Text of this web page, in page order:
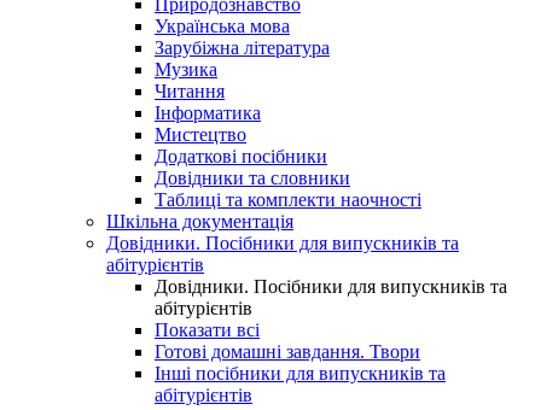
Природознавство
Українська мова
Зарубіжна література
Музика
Читання
Інформатика
Мистецтво
Додаткові посібники
Довідники та словники
Таблиці та комплекти наочності
Шкільна документація
Довідники. Посібники для випускників та
абітурієнтів
Довідники. Посібники для випускників та
абітурієнтів
Показати всі
Готові домашні завдання. Твори
Інші посібники для випускників та
абітурієнтів